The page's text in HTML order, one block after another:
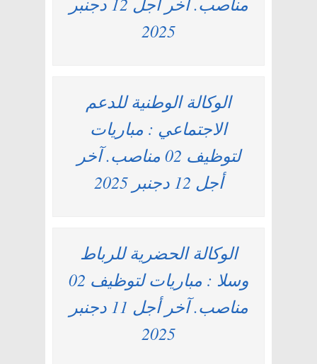
2025
الوكالة الوطنية للدعم
الاجتماعي : مباريات
لتوظيف 02 مناصب. آخر
أجل 12 دجنبر 2025
الوكالة الحضرية للرباط
وسلا : مباريات لتوظيف 02
مناصب. آخر أجل 11 دجنبر
2025